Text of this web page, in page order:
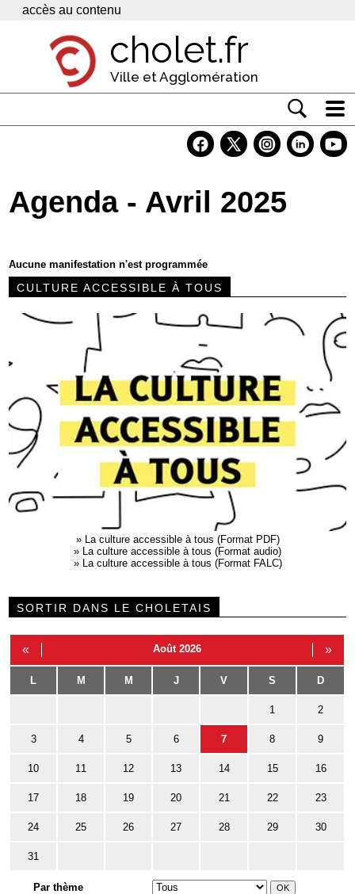
Panneau de gestion des cookies
accès au contenu
cholet.fr
Ville et Agglomération
Economie
Contacts
Agenda - Avril 2025
Aucune manifestation n'est programmée
CULTURE ACCESSIBLE À TOUS
»
La culture accessible à tous (Format PDF)
»
La culture accessible à tous (Format audio)
»
La culture accessible à tous (Format FALC)
SORTIR DANS LE CHOLETAIS
« Août 2026 »
L M M J V S D
1 2
3 4 5 6 7 8 9
10 11 12 13 14 15 16
17 18 19 20 21 22 23
24 25 26 27 28 29 30
31
Par thème